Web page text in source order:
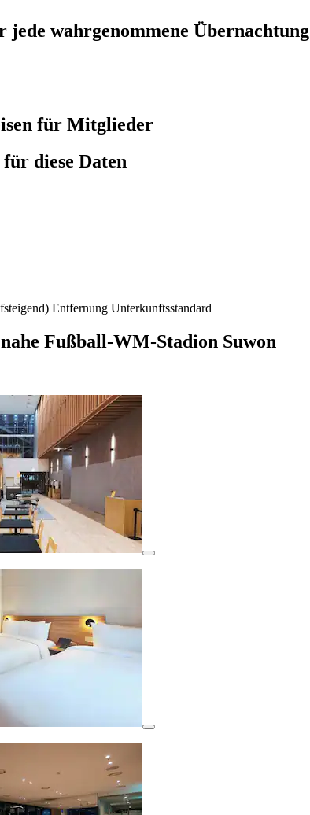
jede wahrgenommene Übernachtung
für Mitglieder
diese Daten
Entfernung Unterkunftsstandard
nahe Fußball-WM-Stadion Suwon